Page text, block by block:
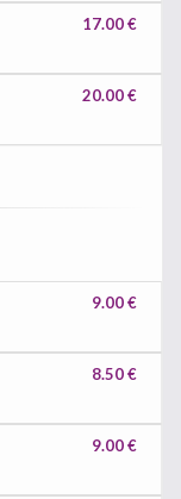
17.00 €
20.00 €
9.00 €
8.50 €
9.00 €